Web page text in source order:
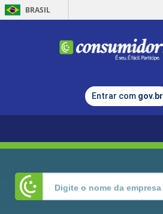
BRASIL
Entrar com gov.br